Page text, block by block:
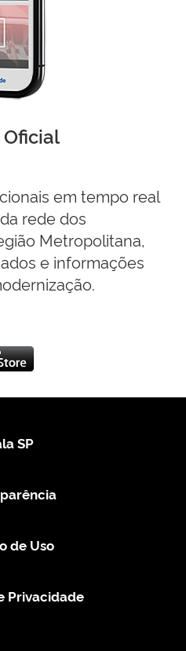
em tempo real
rede dos
Metropolitana,
e informações
SP
de Uso
Privacidade